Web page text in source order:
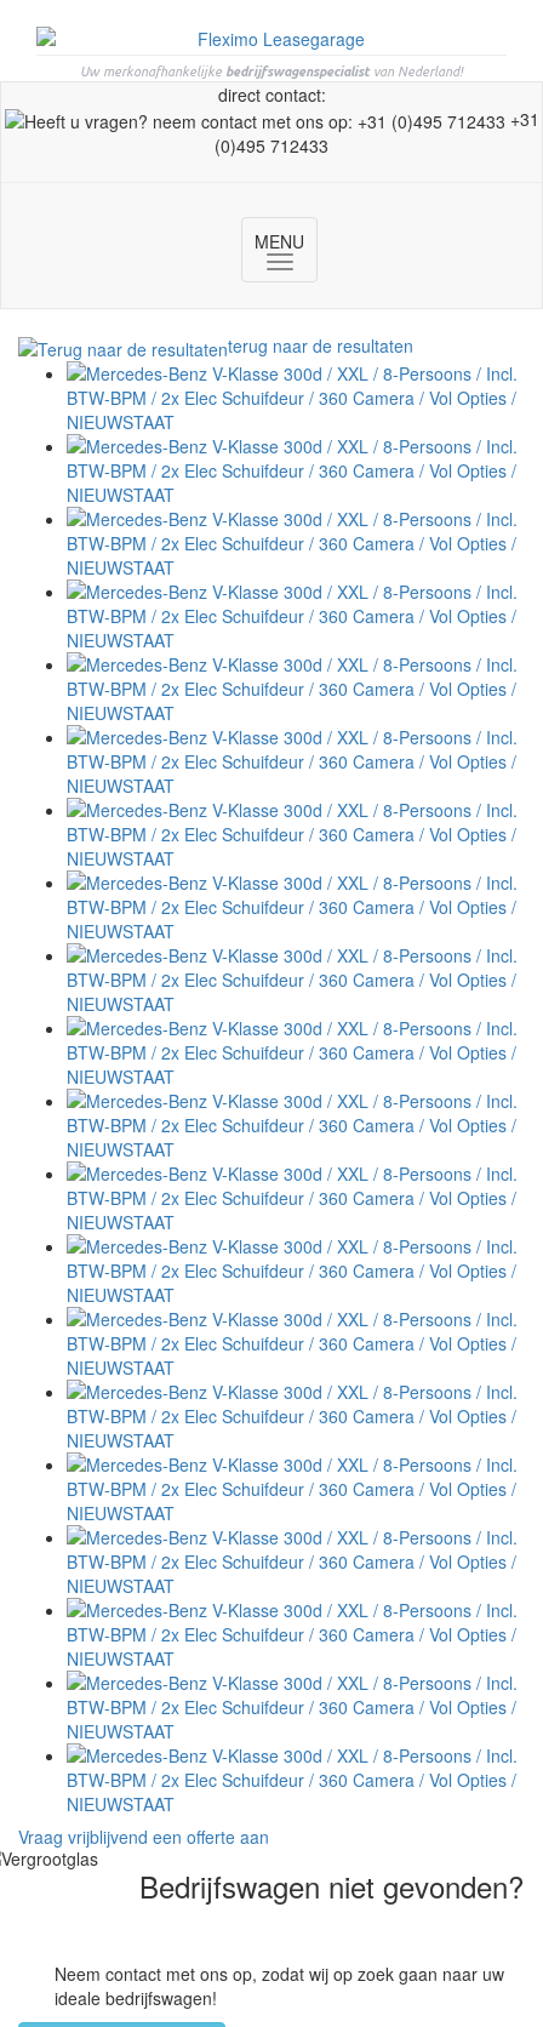
Uw merkonafhankelijke bedrijfswagenspecialistvan Nederland!
direct contact:
+31
(0)495 712433
MENU
Toggle
navigation
terug naar de resultaten
Vraag vrijblijvend een offerte aan
Bedrijfswagen niet gevonden?
Neem contact met ons op, zodat wij op zoek gaan naar uw
ideale bedrijfswagen!